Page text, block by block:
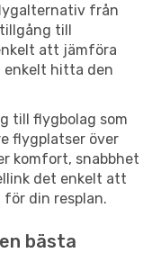
från
till
att jämföra
enkelt hitta den
till flygbolag som
flygplatser över
komfort, snabbhet
det enkelt att
din resplan.
bästa